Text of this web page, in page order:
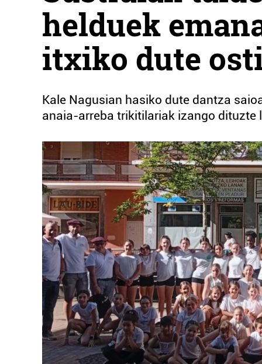
helduek
itxiko dute
Kale Nagusian hasiko dute dantza
anaia-arreba trikitilariak izango dituzte